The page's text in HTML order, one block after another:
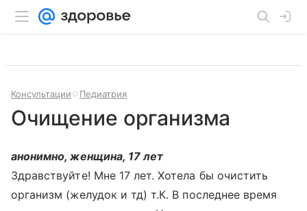
Консультации Педиатрия
Очищение организма
анонимно, женщина, 17 лет
Здравствуйте! Мне 17 лет. Хотела бы очистить
организм (желудок и тд) т.К. В последнее время